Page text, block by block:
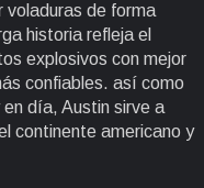
voladuras de forma
historia refleja el
explosivos con mejor
confiables. así como
día, Austin sirve a
continente americano y